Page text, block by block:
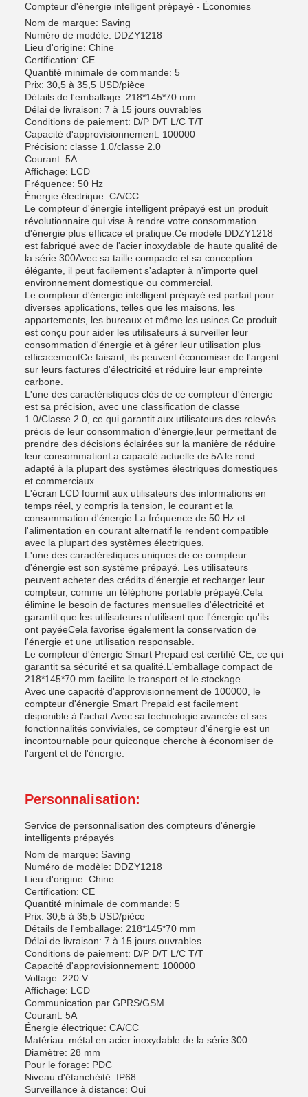
Compteur d'énergie intelligent prépayé - Économies
Nom de marque: Saving
Numéro de modèle: DDZY1218
Lieu d'origine: Chine
Certification: CE
Quantité minimale de commande: 5
Prix: 30,5 à 35,5 USD/pièce
Détails de l'emballage: 218*145*70 mm
Délai de livraison: 7 à 15 jours ouvrables
Conditions de paiement: D/P D/T L/C T/T
Capacité d'approvisionnement: 100000
Précision: classe 1.0/classe 2.0
Courant: 5A
Affichage: LCD
Fréquence: 50 Hz
Énergie électrique: CA/CC
Le compteur d'énergie intelligent prépayé est un produit
révolutionnaire qui vise à rendre votre consommation
d'énergie plus efficace et pratique.Ce modèle DDZY1218
est fabriqué avec de l'acier inoxydable de haute qualité de
la série 300Avec sa taille compacte et sa conception
élégante, il peut facilement s'adapter à n'importe quel
environnement domestique ou commercial.
Le compteur d'énergie intelligent prépayé est parfait pour
diverses applications, telles que les maisons, les
appartements, les bureaux et même les usines.Ce produit
est conçu pour aider les utilisateurs à surveiller leur
consommation d'énergie et à gérer leur utilisation plus
efficacementCe faisant, ils peuvent économiser de l'argent
sur leurs factures d'électricité et réduire leur empreinte
carbone.
L'une des caractéristiques clés de ce compteur d'énergie
est sa précision, avec une classification de classe
1.0/Classe 2.0, ce qui garantit aux utilisateurs des relevés
précis de leur consommation d'énergie,leur permettant de
prendre des décisions éclairées sur la manière de réduire
leur consommationLa capacité actuelle de 5A le rend
adapté à la plupart des systèmes électriques domestiques
et commerciaux.
L'écran LCD fournit aux utilisateurs des informations en
temps réel, y compris la tension, le courant et la
consommation d'énergie.La fréquence de 50 Hz et
l'alimentation en courant alternatif le rendent compatible
avec la plupart des systèmes électriques.
L'une des caractéristiques uniques de ce compteur
d'énergie est son système prépayé. Les utilisateurs
peuvent acheter des crédits d'énergie et recharger leur
compteur, comme un téléphone portable prépayé.Cela
élimine le besoin de factures mensuelles d'électricité et
garantit que les utilisateurs n'utilisent que l'énergie qu'ils
ont payéeCela favorise également la conservation de
l'énergie et une utilisation responsable.
Le compteur d'énergie Smart Prepaid est certifié CE, ce qui
garantit sa sécurité et sa qualité.L'emballage compact de
218*145*70 mm facilite le transport et le stockage.
Avec une capacité d'approvisionnement de 100000, le
compteur d'énergie Smart Prepaid est facilement
disponible à l'achat.Avec sa technologie avancée et ses
fonctionnalités conviviales, ce compteur d'énergie est un
incontournable pour quiconque cherche à économiser de
l'argent et de l'énergie.
Personnalisation:
Service de personnalisation des compteurs d'énergie
intelligents prépayés
Nom de marque: Saving
Numéro de modèle: DDZY1218
Lieu d'origine: Chine
Certification: CE
Quantité minimale de commande: 5
Prix: 30,5 à 35,5 USD/pièce
Détails de l'emballage: 218*145*70 mm
Délai de livraison: 7 à 15 jours ouvrables
Conditions de paiement: D/P D/T L/C T/T
Capacité d'approvisionnement: 100000
Voltage: 220 V
Affichage: LCD
Communication par GPRS/GSM
Courant: 5A
Énergie électrique: CA/CC
Matériau: métal en acier inoxydable de la série 300
Diamètre: 28 mm
Pour le forage: PDC
Niveau d'étanchéité: IP68
Surveillance à distance: Oui